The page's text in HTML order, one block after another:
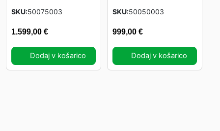
SKU 50075003
1.599,00 €
Dodaj v košarico
SKU 50050003
999,00 €
Dodaj v košarico